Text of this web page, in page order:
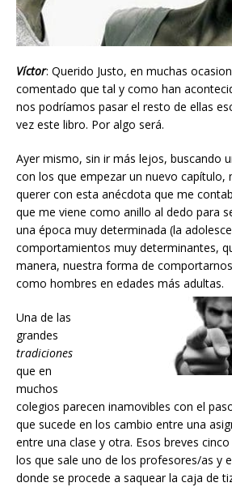
Víctor: Querido Justo, en muchas
comentado que tal y como han
nos podríamos pasar el resto de ellas
vez este libro. Por algo será.
Ayer mismo, sin ir más lejos, buscando
con los que empezar un nuevo capítulo,
querer con esta anécdota que me
que me viene como anillo al dedo para
una época muy determinada (la
comportamientos muy determinantes,
manera, nuestra forma de
como hombres en edades más adultas.
Una de las
grandes
tradiciones
que en
muchos
colegios parecen inamovibles con el
que sucede en los cambio entre una
entre una clase y otra. Esos breves
los que sale uno de los profesores/as y
donde se procede a saquear la caja de